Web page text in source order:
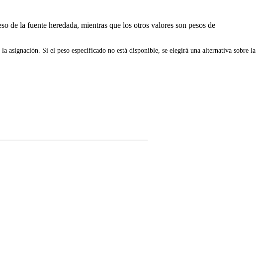
de la fuente heredada, mientras que los otros valores son pesos de
asignación. Si el peso especificado no está disponible, se elegirá una alternativa sobre la